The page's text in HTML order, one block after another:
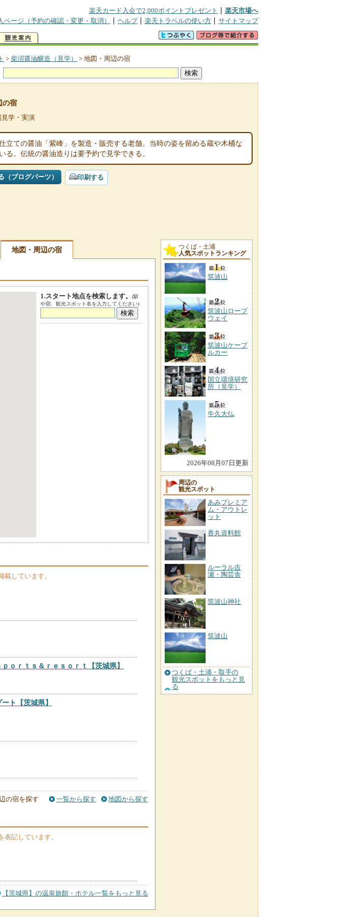
楽天カード入会で2,000ポイントプレゼント
楽天市場へ
ページ（予約の確認・変更・取消） ヘルプ 楽天トラベルの使い方 サイトマップ
> 柴沼醤油醸造（見学） > 地図・周辺の宿
の宿
見学・実演
立ての醤油「紫峰」を製造・販売する老舗。当時の姿を留める蔵や木桶な
る。伝統の醤油造りは要予約で見学できる。
（ブログパーツ） 印刷する
地図・周辺の宿
1.スタート地点を検索します。
(駅
や宿、観光スポット名を入力してください)
しています。
ｒｔｓ＆ｒｅｓｏｒｔ 【茨城県】
ト 【茨城県】
の宿を探す 一覧から探す 地図から探す
記しています。
【茨城県】の温泉旅館・ホテル一覧をもっと見る
つくば・土浦
人気スポットランキング
筑波山
筑波山ロープ
ウェイ
筑波山ケーブ
ルカー
国立環境研究
所（見学）
牛久大仏
2026年08月07日更新
周辺の
観光スポット
あみプレミア
ム・アウトレ
ット
香丸資料館
ルーラル吉
瀬・陶芸舎
筑波山神社
筑波山
つくば・土浦・取手の
観光スポットをもっと見
る